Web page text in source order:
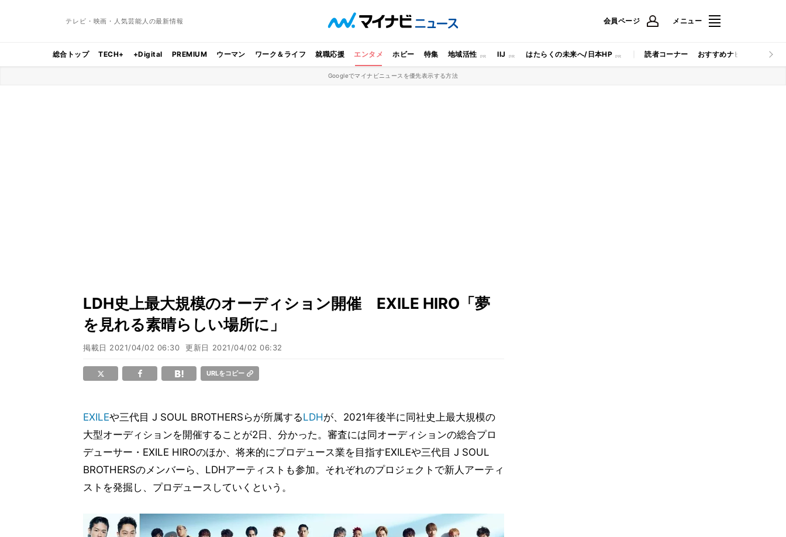
テレビ・映画・人気芸能人の最新情報 会員ページ メニュー
総合トップ TECH+ +Digital PREMIUM ウーマン ワーク＆ライフ 就職応援 エンタメ ホビー 特集 地域活性 IIJ はたらくの未来へ/日本HP 読者コーナー おすすめナビ マイナビ
Googleでマイナビニュースを優先表示する方法
LDH史上最大規模のオーディション開催 EXILE HIRO「夢
を見れる素晴らしい場所に」
掲載日 2021/04/02 06:30 更新日 2021/04/02 06:32
URLをコピー
EXILEや三代目 J SOUL BROTHERSらが所属するLDHが、2021年後半に同社史上最大規模の
大型オーディションを開催することが2日、分かった。審査には同オーディションの総合プロ
デューサー・EXILE HIROのほか、将来的にプロデュース業を目指すEXILEや三代目 J SOUL
BROTHERSのメンバーら、LDHアーティストも参加。それぞれのプロジェクトで新人アーティ
ストを発掘し、プロデュースしていくという。